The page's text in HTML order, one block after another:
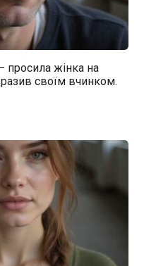
просила жінка на
своїм вчинком.